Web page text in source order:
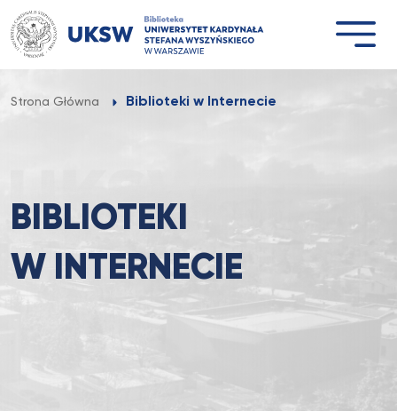
Przejdź
do
treści
Strona Główna Biblioteki w Internecie
BIBLIOTEKI
W INTERNECIE